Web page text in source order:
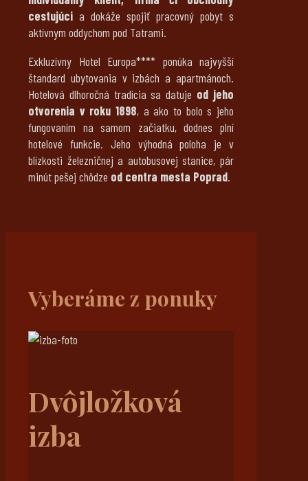
cestujúci a dokáže spojiť pracovný pobyt s
aktívnym oddychom pod Tatrami.
Exkluzívny Hotel Europa**** ponúka najvyšší
štandard ubytovania v izbách a apartmánoch.
Hotelová dlhoročná tradícia sa datuje od jeho
otvorenia v roku 1898, a ako to bolo s jeho
fungovaním na samom začiatku, dodnes plní
hotelové funkcie. Jeho výhodná poloha je v
blízkosti železničnej a autobusovej stanice, pár
minút pešej chôdze od centra mesta Poprad.
Vyberáme z ponuky
Dvôjložková
izba